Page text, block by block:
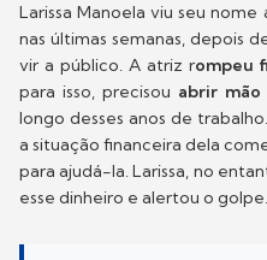
Larissa Manoela viu seu
nas últimas semanas, depois
vir a público. A atriz rompeu
para isso, precisou abrir
longo desses anos de
a situação financeira dela
para ajudá-la. Larissa, no
esse dinheiro e alertou o golpe.